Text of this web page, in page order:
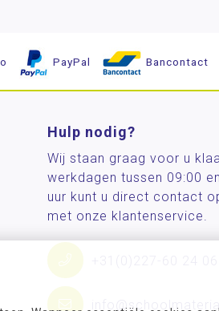
PayPal Bancontact
Hulp nodig?
Wij staan graag voor u
werkdagen tussen 09:00
uur kunt u direct contact
met onze klantenservice.